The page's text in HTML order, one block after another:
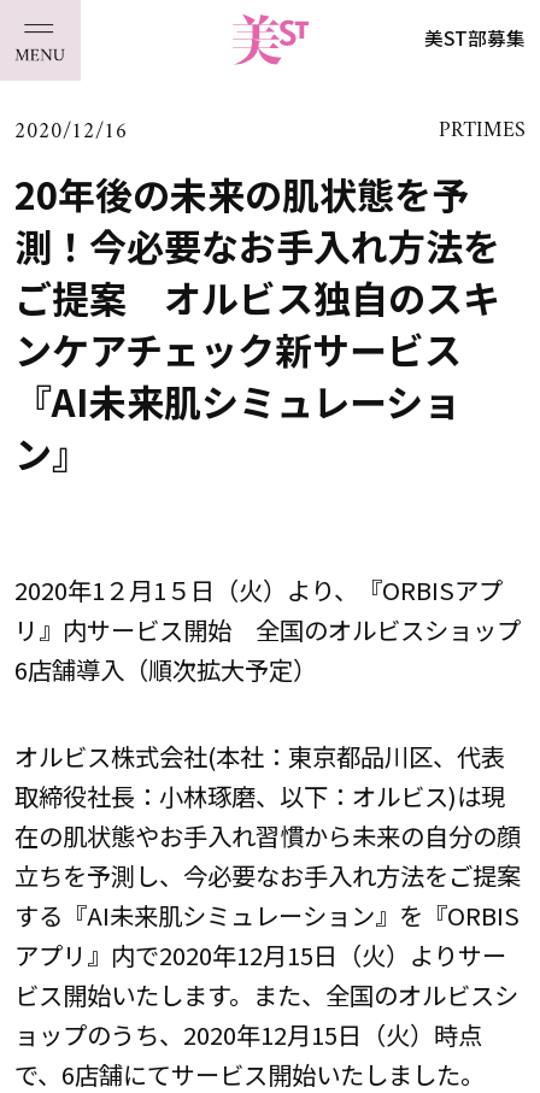
美ST部募集
2020/12/16 PRTIMES
20年後の未来の肌状態を予
測！今必要なお手入れ方法を
ご提案 オルビス独自のスキ
ンケアチェック新サービス
『AI未来肌シミュレーショ
ン』
2020年1２月1５日（火）より、『ORBISアプ
リ』内サービス開始 全国のオルビスショップ
6店舗導入（順次拡大予定）
オルビス株式会社(本社：東京都品川区、代表
取締役社長：小林琢磨、以下：オルビス)は現
在の肌状態やお手入れ習慣から未来の自分の顔
立ちを予測し、今必要なお手入れ方法をご提案
する『AI未来肌シミュレーション』を『ORBIS
アプリ』内で2020年12月15日（火）よりサー
ビス開始いたします。また、全国のオルビスシ
ョップのうち、2020年12月15日（火）時点
で、6店舗にてサービス開始いたしました。